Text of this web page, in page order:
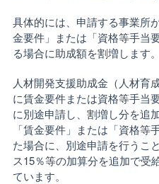
具体的には、申請する事業所
金要件」または「資格等手当
る場合に助成額を割増します。
人材開発支援助成金（人材育
に賃金要件または資格等手当
に別途申請し、割増し分を追
「賃金要件」または「資格等
た場合に、別途申請を行うこ
ス15％等の加算分を追加で受
ています。